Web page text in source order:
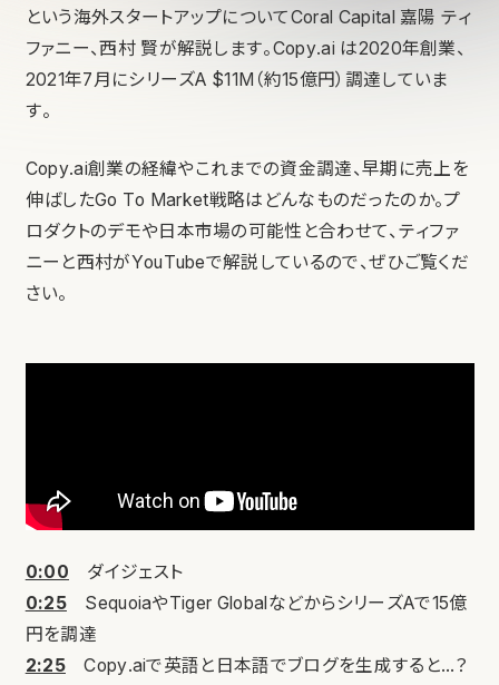
という海外スタートアップについてCoral Capital 嘉陽 ティ
ファニー、西村 賢が解説します。Copy.ai は2020年創業、
2021年7月にシリーズA $11M（約15億円）調達していま
す。
Copy.ai創業の経緯やこれまでの資金調達、早期に売上を
伸ばしたGo To Market戦略はどんなものだったのか。プ
ロダクトのデモや日本市場の可能性と合わせて、ティファ
ニーと西村がYouTubeで解説しているので、ぜひご覧くだ
さい。
0:00 ダイジェスト
0:25SequoiaやTiger GlobalなどからシリーズAで15億
円を調達
2:25Copy.aiで英語と日本語でブログを生成すると…？